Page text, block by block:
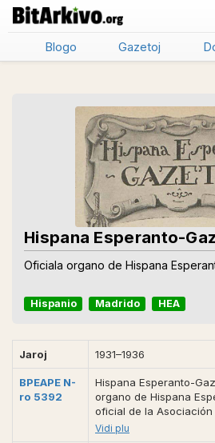
Blogo Gazetoj
Hispana Esperanto-
Oficiala organo de Hispana
Hispanio Madrido HEA
Jaroj 1931–1936
BPEAPE N-
ro 5392
Hispana Esperanto-
organo de Hispana
oficial de la Asociación
Madrid (ES), apr. 1931-
En dec. 1931 aperis 16
Vidi plu